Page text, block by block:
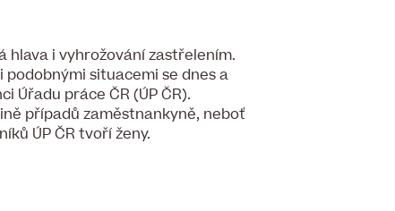
hlava i vyhrožování zastřelením.
situacemi se dnes a
Úřadu práce ČR (ÚP ČR).
případů zaměstnankyně, neboť
ÚP ČR tvoří ženy.